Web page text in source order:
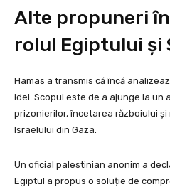
Alte propuneri
rolul Egiptului și
Hamas a transmis că încă
idei. Scopul este de a ajunge la un
prizonierilor, încetarea războiului
Israelului din Gaza.
Un oficial palestinian anonim a
Egiptul a propus o soluție de